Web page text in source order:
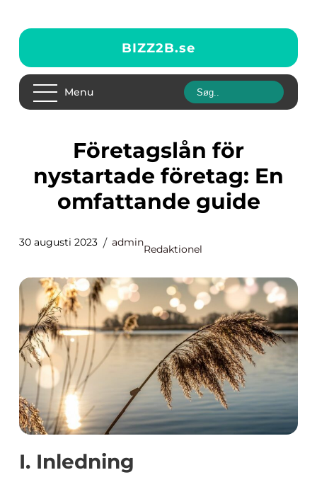
BIZZ2B.se
Menu
Företagslån för
nystartade företag: En
omfattande guide
30 augusti 2023 admin
Redaktionel
I. Inledning